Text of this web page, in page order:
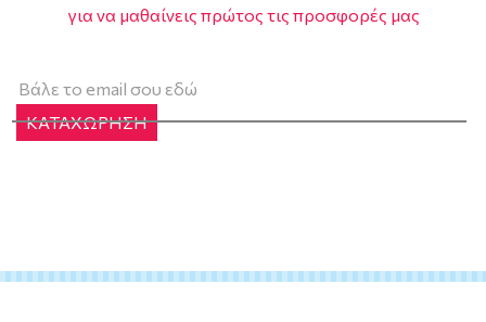
για να μαθαίνεις πρώτος τις προσφορές μας
ΚΑΤΑΧΩΡΗΣΗ